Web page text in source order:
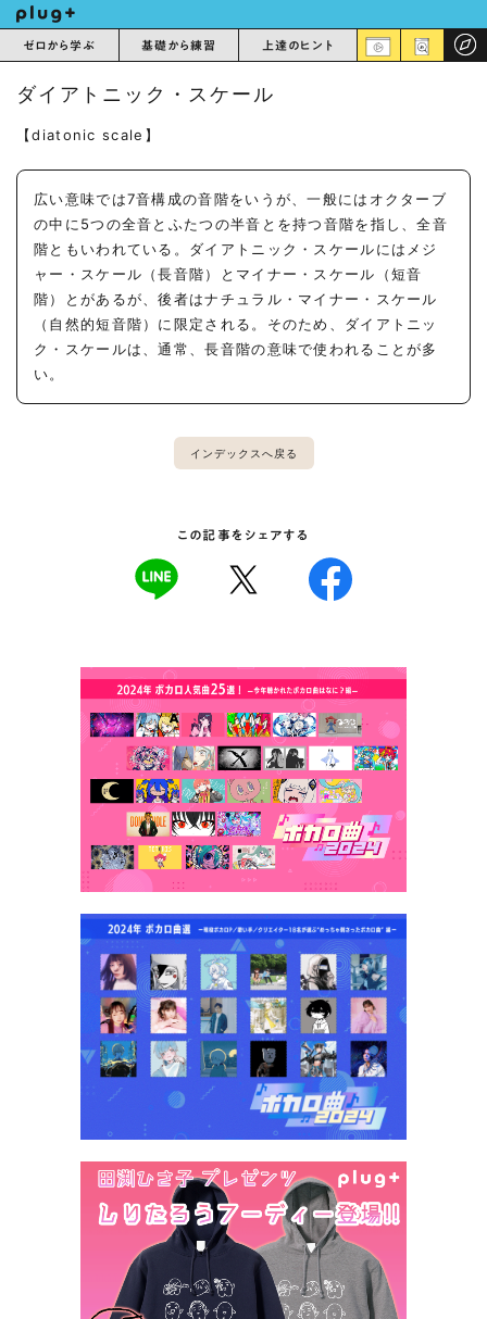
ゼロから学ぶ 基礎から練習 上達のヒント
ダイアトニック・スケール
【diatonic scale】
広い意味では7音構成の音階をいうが、一般にはオクターブ
の中に5つの全音とふたつの半音とを持つ音階を指し、全音
階ともいわれている。ダイアトニック・スケールにはメジ
ャー・スケール（長音階）とマイナー・スケール（短音
階）とがあるが、後者はナチュラル・マイナー・スケール
（自然的短音階）に限定される。そのため、ダイアトニッ
ク・スケールは、通常、長音階の意味で使われることが多
い。
インデックスへ戻る
この記事をシェアする